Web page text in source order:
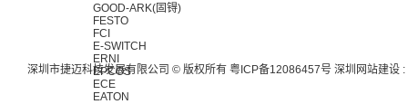
GOOD-ARK(固锝)
FESTO
FCI
E-SWITCH
ERNI
EPCOS
ECE
EATON
深圳市捷迈科技发展有限公司 © 版权所有 粤ICP备12086457号 深圳网站建设 :